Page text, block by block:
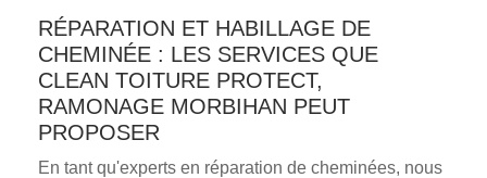
RÉPARATION ET HABILLAGE DE
CHEMINÉE : LES SERVICES QUE
CLEAN TOITURE PROTECT,
RAMONAGE MORBIHAN PEUT
PROPOSER
En tant qu'experts en réparation de cheminées, nous